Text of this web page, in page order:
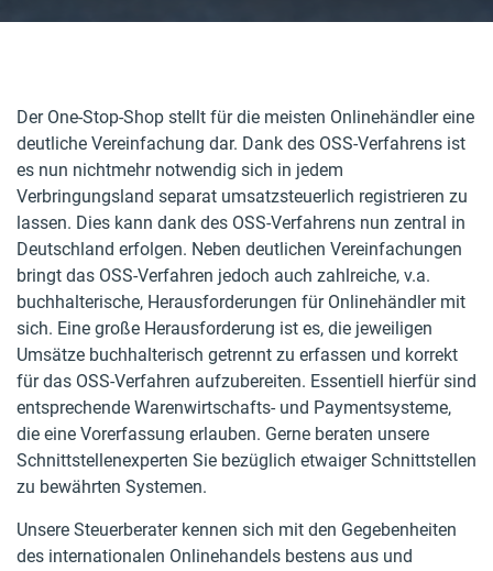
Der One-Stop-Shop stellt für die meisten Onlinehändler eine
deutliche Vereinfachung dar. Dank des OSS-Verfahrens ist
es nun nichtmehr notwendig sich in jedem
Verbringungsland separat umsatzsteuerlich registrieren zu
lassen. Dies kann dank des OSS-Verfahrens nun zentral in
Deutschland erfolgen. Neben deutlichen Vereinfachungen
bringt das OSS-Verfahren jedoch auch zahlreiche, v.a.
buchhalterische, Herausforderungen für Onlinehändler mit
sich. Eine große Herausforderung ist es, die jeweiligen
Umsätze buchhalterisch getrennt zu erfassen und korrekt
für das OSS-Verfahren aufzubereiten. Essentiell hierfür sind
entsprechende Warenwirtschafts- und Paymentsysteme,
die eine Vorerfassung erlauben. Gerne beraten unsere
Schnittstellenexperten Sie bezüglich etwaiger Schnittstellen
zu bewährten Systemen.
Unsere Steuerberater kennen sich mit den Gegebenheiten
des internationalen Onlinehandels bestens aus und